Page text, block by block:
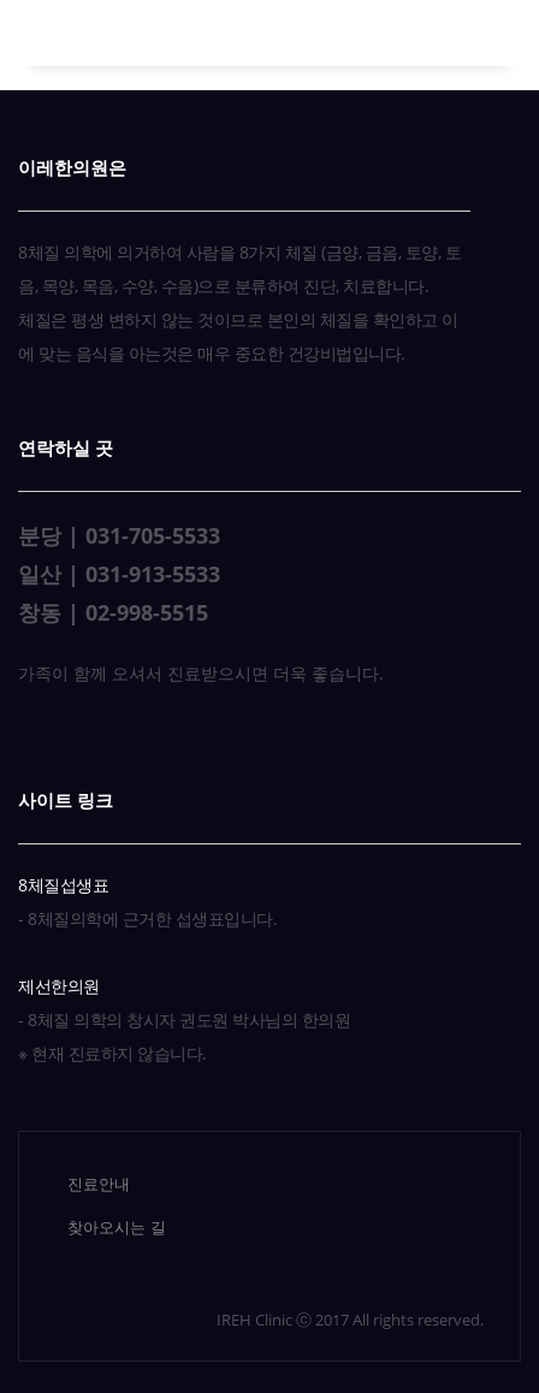
이레한의원은
8체질 의학에 의거하여 사람을 8가지 체질 (금양, 금음, 토양, 토
음, 목양, 목음, 수양, 수음)으로 분류하여 진단, 치료합니다.
체질은 평생 변하지 않는 것이므로 본인의 체질을 확인하고 이
에 맞는 음식을 아는것은 매우 중요한 건강비법입니다.
연락하실 곳
분당 | 031-705-5533
일산 | 031-913-5533
창동 | 02-998-5515
가족이 함께 오셔서 진료받으시면 더욱 좋습니다.
사이트 링크
8체질섭생표
- 8체질의학에 근거한 섭생표입니다.
제선한의원
- 8체질 의학의 창시자 권도원 박사님의 한의원
※ 현재 진료하지 않습니다.
진료안내
찾아오시는 길
IREH Clinic ⓒ 2017 All rights reserved.